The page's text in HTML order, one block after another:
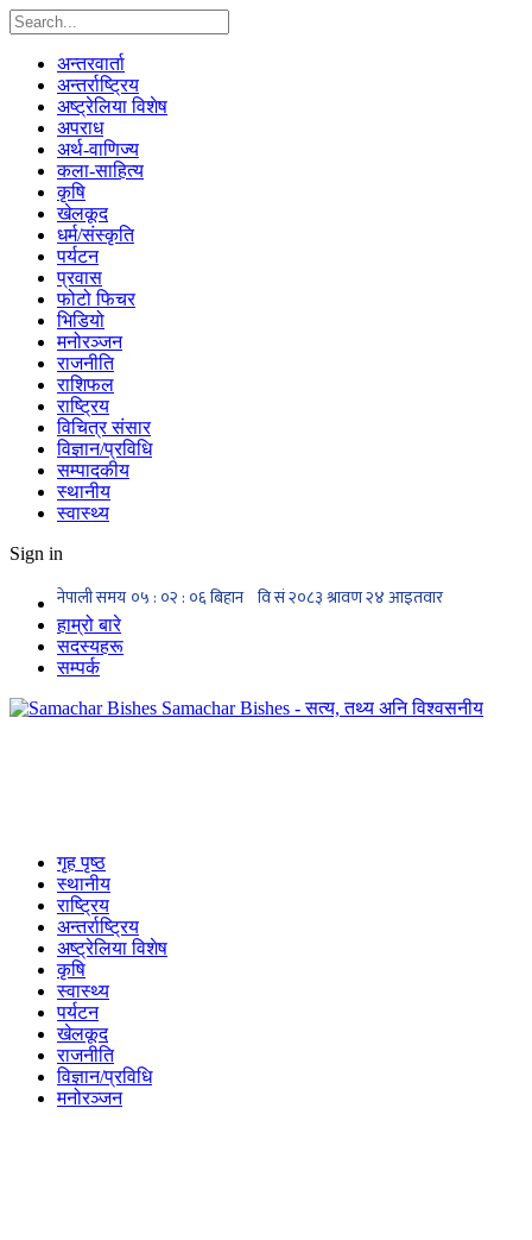
अन्तरवार्ता
अन्तर्राष्ट्रिय
अष्ट्रेलिया विशेष
अपराध
अर्थ-वाणिज्य
कला-साहित्य
कृषि
खेलकूद
धर्म/संस्कृति
पर्यटन
प्रवास
फोटो फिचर
भिडियो
मनोरञ्जन
राजनीति
राशिफल
राष्ट्रिय
विचित्र संसार
विज्ञान/प्रविधि
सम्पादकीय
स्थानीय
स्वास्थ्य
Sign in
हाम्रो बारे
सदस्यहरू
सम्पर्क
Samachar Bishes - सत्य, तथ्य अनि विश्वसनीय
गृह पृष्ठ
स्थानीय
राष्ट्रिय
अन्तर्राष्ट्रिय
अष्ट्रेलिया विशेष
कृषि
स्वास्थ्य
पर्यटन
खेलकूद
राजनीति
विज्ञान/प्रविधि
मनोरञ्जन